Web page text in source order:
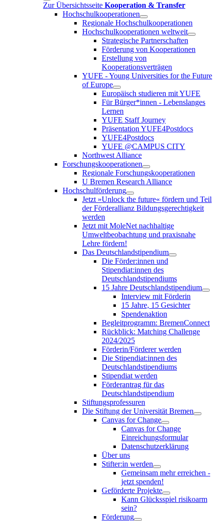
Zur Übersichtsseite Kooperation & Transfer
Hochschulkooperationen
Regionale Hochschulkooperationen
Hochschulkooperationen weltweit
Strategische Partnerschaften
Förderung von Kooperationen
Erstellung von
Kooperationsverträgen
YUFE - Young Universities for the Future
of Europe
Europäisch studieren mit YUFE
Für Bürger*innen - Lebenslanges
Lernen
YUFE Staff Journey
Präsentation YUFE4Postdocs
YUFE4Postdocs
YUFE @CAMPUS CITY
Northwest Alliance
Forschungskooperationen
Regionale Forschungskooperationen
U Bremen Research Alliance
Hochschulförderung
Jetzt »Unlock the future« fördern und Teil
der Förderallianz Bildungsgerechtigkeit
werden
Jetzt mit MoleNet nachhaltige
Umweltbeobachtung und praxisnahe
Lehre fördern!
Das Deutschlandstipendium
Die Förder:innen und
Stipendiat:innen des
Deutschlandstipendiums
15 Jahre Deutschlandstipendium
Interview mit Förderin
15 Jahre, 15 Gesichter
Spendenaktion
Begleitprogramm: BremenConnect
Rückblick: Matching Challenge
2024/2025
Förderin/Förderer werden
Die Stipendiat:innen des
Deutschlandstipendiums
Stipendiat werden
Förderantrag für das
Deutschlandstipendium
Stiftungsprofessuren
Die Stiftung der Universität Bremen
Canvas for Change
Canvas for Change
Einreichungsformular
Datenschutzerklärung
Über uns
Stifter:in werden
Gemeinsam mehr erreichen -
jetzt spenden!
Geförderte Projekte
Kann Glücksspiel risikoarm
sein?
Förderung